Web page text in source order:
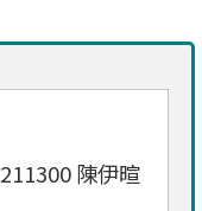
211300 陳伊暄